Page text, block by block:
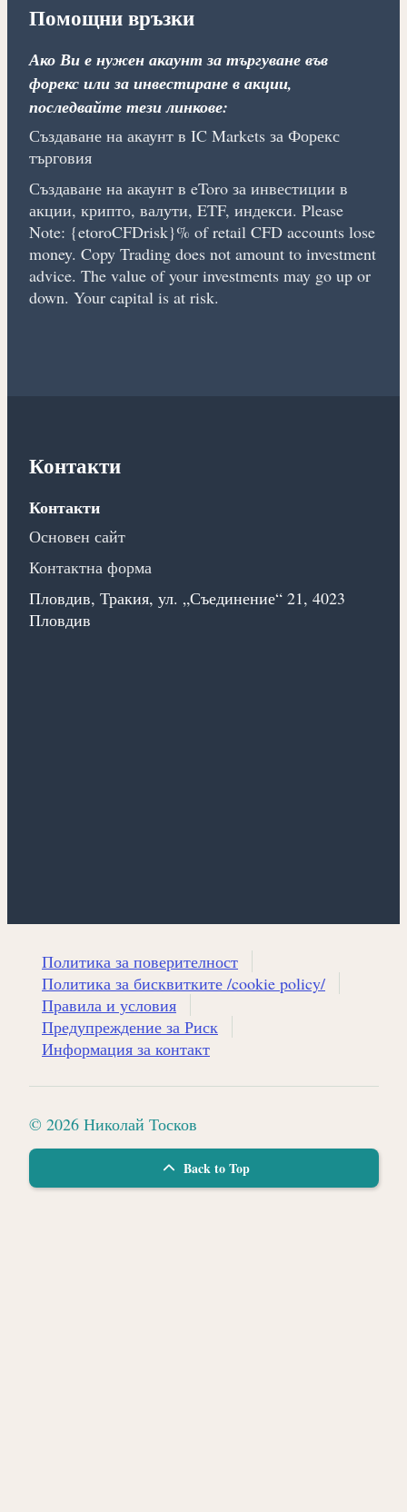
Помощни връзки
Ако Ви е нужен акаунт за търгуване във
форекс или за инвестиране в акции,
последвайте тези линкове:
Създаване на акаунт в IC Markets за Форекс
търговия
Създаване на акаунт в eToro за инвестиции в
акции, крипто, валути, ETF, индекси. Please
Note: {etoroCFDrisk}% of retail CFD accounts lose
money. Copy Trading does not amount to investment
advice. The value of your investments may go up or
down. Your capital is at risk.
Контакти
Контакти
Основен сайт
Контактна форма
Пловдив, Тракия, ул. „Съединение“ 21, 4023
Пловдив
Политика за поверителност
Политика за бисквитките /cookie policy/
Правила и условия
Предупреждение за Риск
Информация за контакт
© 2026 Николай Тосков
Back to Top